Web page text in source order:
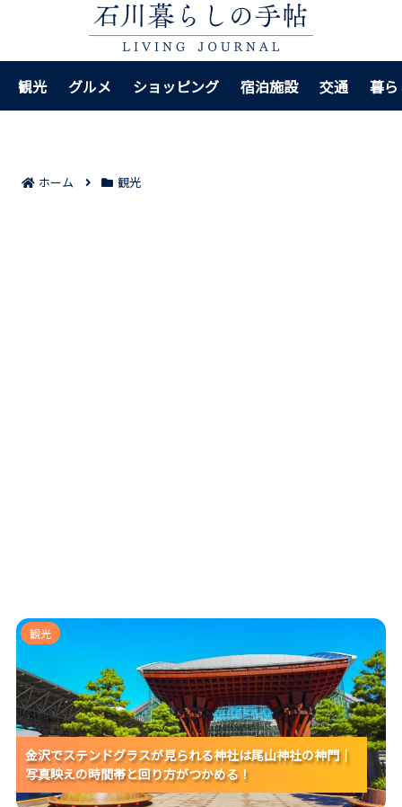
観光 グルメ ショッピング 宿泊施設 交通 暮
ホーム 観光
金沢でステンドグラスが見られる神社は尾山神社の神
門｜写真映えの時間帯と回り方がつかめる！
金沢でステンドグラスが見られる神社は尾山神社の神門｜
写真映えの時間帯と回り方がつかめる！
金沢でステンドグラスが見られる神社は尾山神社の神門｜
写真映えの時間帯と回り方がつかめる！
金沢でステンドグラスが見られる神社は尾山神社の神門｜
写真映えの時間帯と回り方がつかめる！
観光